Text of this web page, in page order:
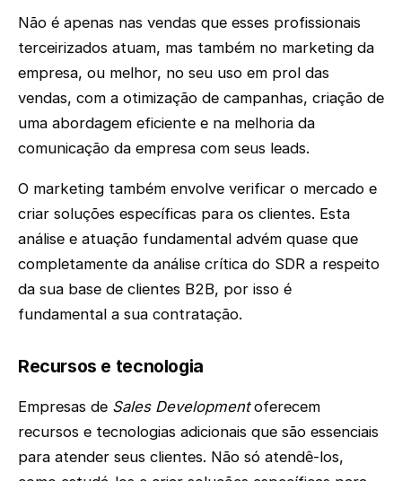
Não é apenas nas vendas que esses profissionais
terceirizados atuam, mas também no marketing da
empresa, ou melhor, no seu uso em prol das
vendas, com a otimização de campanhas, criação de
uma abordagem eficiente e na melhoria da
comunicação da empresa com seus leads.
O marketing também envolve verificar o mercado e
criar soluções específicas para os clientes. Esta
análise e atuação fundamental advém quase que
completamente da análise crítica do SDR a respeito
da sua base de clientes B2B, por isso é
fundamental a sua contratação.
Recursos e tecnologia
Empresas de Sales Developmentoferecem
recursos e tecnologias adicionais que são essenciais
para atender seus clientes. Não só atendê-los,